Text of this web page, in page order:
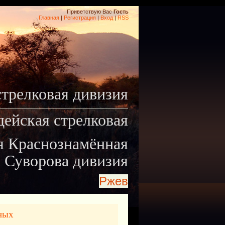
Приветствую Вас Гость
Главная | Регистрация | Вход|RSS
дивизия
стрелковая
Краснознамённая
Суворова дивизия
Ржев